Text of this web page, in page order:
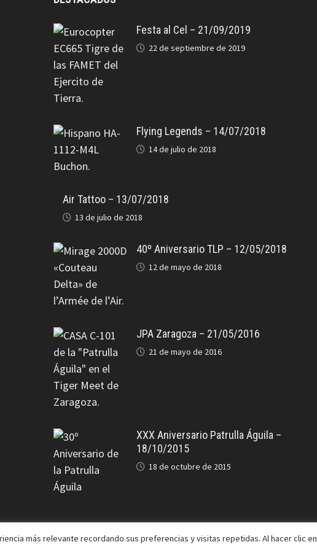
Festa al Cel – 21/09/2019
22 de septiembre de 2019
Flying Legends – 14/07/2018
14 de julio de 2018
Air Tattoo – 13/07/2018
13 de julio de 2018
40º Aniversario TLP – 12/05/2018
12 de mayo de 2018
JPA Zaragoza – 21/05/2016
21 de mayo de 2016
XXX Aniversario Patrulla Águila –
18/10/2015
18 de octubre de 2015
yBam.
más relevante recordando sus preferencias y visitas repetidas. Al hacer clic en